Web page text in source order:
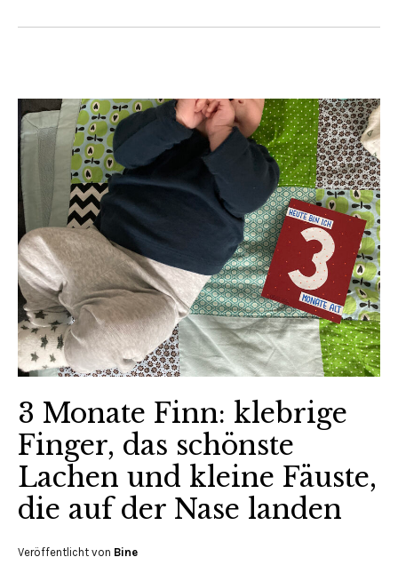
3 Monate Finn: klebrige
Finger, das schönste
Lachen und kleine Fäuste,
die auf der Nase landen
Veröffentlicht von Bine